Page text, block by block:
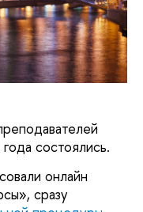
состоялись.
онлайн
сразу